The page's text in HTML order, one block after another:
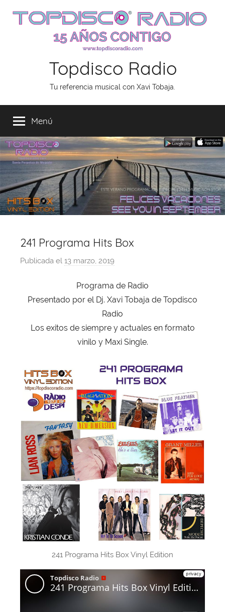
Topdisco Radio
Tu referencia musical con Xavi Tobaja.
Menú
241 Programa Hits Box
Publicada el 13 marzo, 2019
r
X
a
v
i
o
b
a
j
a
Programa de Radio
Presentado por el Dj. Xavi Tobaja de Topdisco
Radio
Los exitos de siempre y actuales en formato
vinilo y Maxi Single.
241 Programa Hits Box Vinyl Edition